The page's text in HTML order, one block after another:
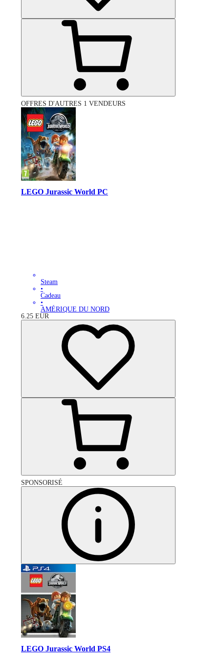
OFFRES D'AUTRES 1 VENDEURS
LEGO Jurassic World PC
Steam
•
Cadeau
•
AMÉRIQUE DU NORD
6.25 EUR
SPONSORISÉ
LEGO Jurassic World PS4